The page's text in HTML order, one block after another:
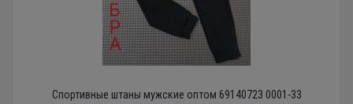
Спортивные штаны мужские оптом 69140723 0001-33